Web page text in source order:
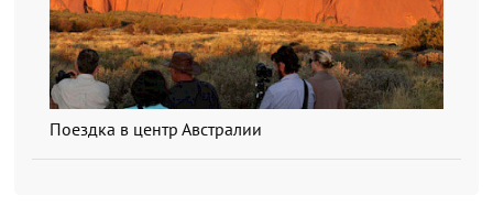
Поездка в центр Австралии